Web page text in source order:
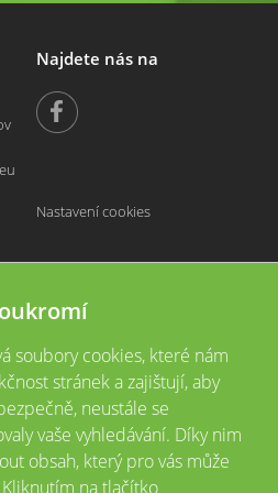
Najdete nás na
Nastavení cookies
Všechna práva vyhrazena
společností Realitní akademie České
soubory cookies, které nám
stránek a zajištují, aby
neustále se
vaše vyhledávání. Díky nim
obsah, který pro vás může
na tlačítko